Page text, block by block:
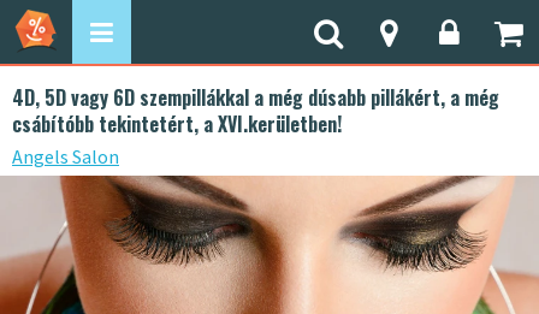
4D, 5D vagy 6D szempillákkal a még dúsabb pillákért, a még
csábítóbb tekintetért, a XVI.kerületben!
Angels Salon